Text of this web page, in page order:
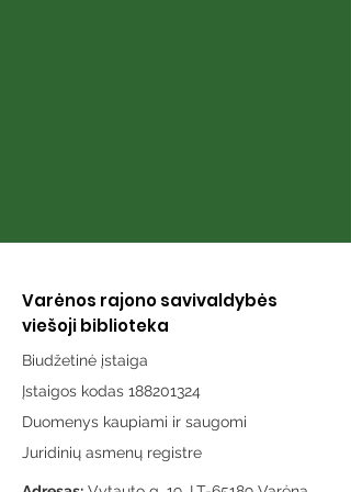
Varėnos rajono savivaldybės
viešoji biblioteka
Biudžetinė įstaiga
Įstaigos kodas 188201324
Duomenys kaupiami ir saugomi
Juridinių asmenų registre